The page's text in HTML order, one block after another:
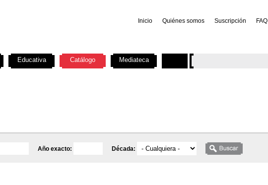
Inicio Quiénes somos Suscripción FAQ
Año exacto: Década:
Educativa Catálogo Mediateca